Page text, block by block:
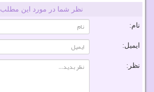
نظر شما در مورد این مطلب
نام:
ایمیل:
نظر: